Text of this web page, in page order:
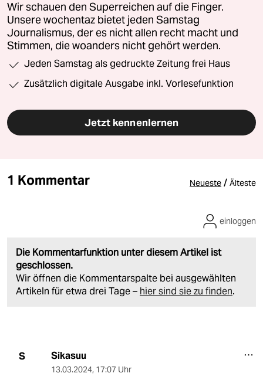
Wir schauen den Superreichen auf die Finger.
Unsere wochentaz bietet jeden Samstag
Journalismus, der es nicht allen recht macht und
Stimmen, die woanders nicht gehört werden.
Jeden Samstag als gedruckte Zeitung frei Haus
Zusätzlich digitale Ausgabe inkl. Vorlesefunktion
Jetzt kennenlernen
1 Kommentar Neueste / Älteste
Die Kommentarfunktion unter diesem Artikel ist
geschlossen.
Wir öffnen die Kommentarspalte bei ausgewählten
Artikeln für etwa drei Tage – hier sind sie zu finden.
einloggen
S Sikasuu
13.03.2024, 17:07 Uhr